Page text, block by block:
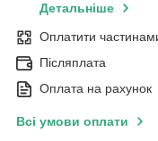
Детальніше
Оплатити
Післяплата
Оплата на рахунок
Всі умови оплати